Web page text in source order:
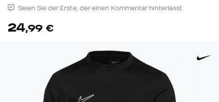
Seien Sie der Erste, der einen Kommentar hinterlässt
24,99 €